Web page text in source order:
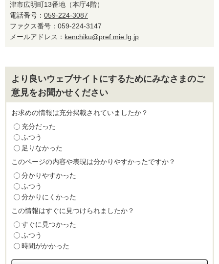
津市広明町13番地（本庁4階）
電話番号： 059-224-3087
ファクス番号：059-224-3147
メールアドレス： kenchiku@pref.mie.lg.jp
より良いウェブサイトにするためにみなさまのご
意見をお聞かせください
お求めの情報は充分掲載されていましたか？
充分だった
ふつう
足りなかった
このページの内容や表現は分かりやすかったですか？
分かりやすかった
ふつう
分かりにくかった
この情報はすぐに見つけられましたか？
すぐに見つかった
ふつう
時間がかかった